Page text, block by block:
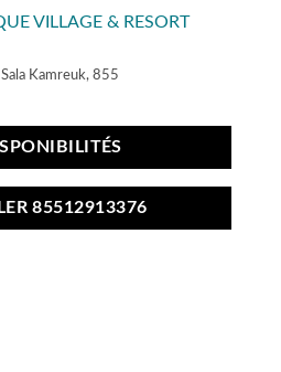
VILLAGE & RESORT
Kamreuk, 855
85512913376